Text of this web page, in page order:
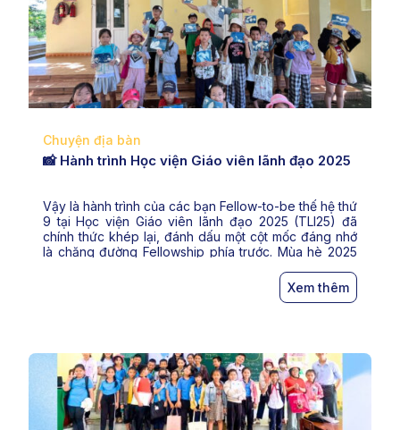
Chuyện địa bàn
📸 Hành trình Học viện Giáo viên lãnh đạo 2025
Vậy là hành trình của các bạn Fellow-to-be thế hệ thứ
9 tại Học viện Giáo viên lãnh đạo 2025 (TLI25) đã
chính thức khép lại, đánh dấu một cột mốc đáng nhớ
là chặng đường Fellowship phía trước. Mùa hè 2025
Xem thêm